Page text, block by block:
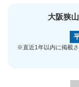
大阪狭
※直近1年以内に掲載